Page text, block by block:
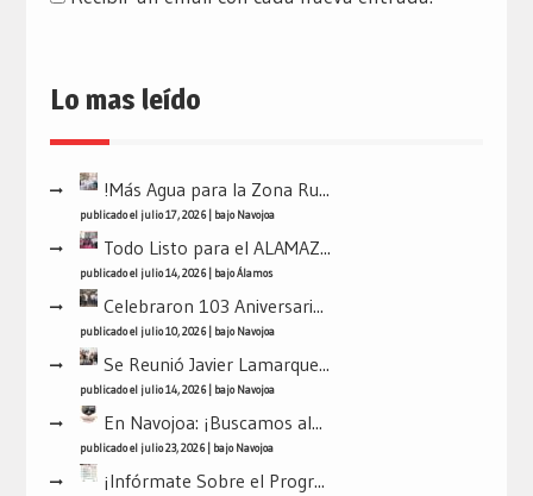
Lo mas leído
!Más Agua para la Zona Ru...
publicado el julio 17, 2026| bajoNavojoa
Todo Listo para el ALAMAZ...
publicado el julio 14, 2026| bajoÁlamos
Celebraron 103 Aniversari...
publicado el julio 10, 2026| bajoNavojoa
Se Reunió Javier Lamarque...
publicado el julio 14, 2026| bajoNavojoa
En Navojoa: ¡Buscamos al...
publicado el julio 23, 2026| bajoNavojoa
¡Infórmate Sobre el Progr...